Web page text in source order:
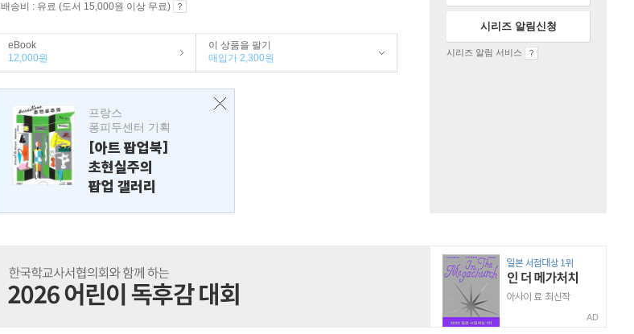
배송비 : 유료 (도서 15,000원 이상 무료)
eBook
12,000원
이 상품을 팔기
매입가 2,300원
프랑스
퐁피두센터 기획
[아트 팝업북]
초현실주의
팝업 갤러리
시리즈 알림신청
시리즈 알림 서비스
AD